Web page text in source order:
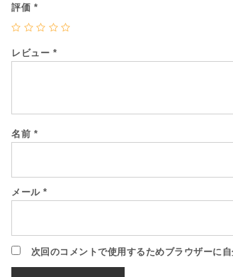
評価 *
レビュー *
名前 *
メール *
次回のコメントで使用するためブラウザーに